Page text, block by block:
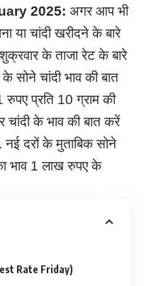
2025: अगर आप भी
या चांदी खरीदने के बारे
के ताजा रेट के बारे
सोने चांदी भाव की बात
प्रति 10 ग्राम की
चांदी के भाव की बात करें
दरों के मुताबिक सोने
भाव 1 लाख रुपए के
Rate Friday)